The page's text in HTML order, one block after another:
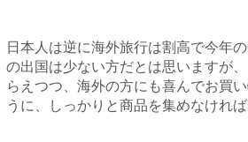
日本人は逆に海外旅行は割高で今年
の出国は少ない方だとは思いますが
らえつつ、海外の方にも喜んでお買
うに、しっかりと商品を集めなければ